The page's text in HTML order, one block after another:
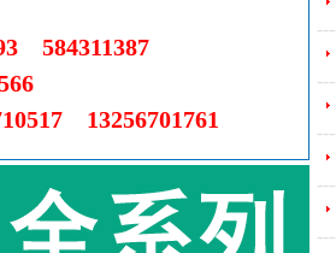
584311387
13256701761